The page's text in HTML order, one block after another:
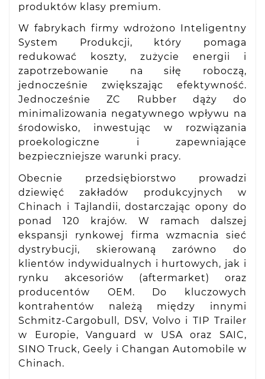
produktów klasy premium.
W fabrykach firmy wdrożono Inteligentny
System Produkcji, który pomaga
redukować koszty, zużycie energii i
zapotrzebowanie na siłę roboczą,
jednocześnie zwiększając efektywność.
Jednocześnie ZC Rubber dąży do
minimalizowania negatywnego wpływu na
środowisko, inwestując w rozwiązania
proekologiczne i zapewniające
bezpieczniejsze warunki pracy.
Obecnie przedsiębiorstwo prowadzi
dziewięć zakładów produkcyjnych w
Chinach i Tajlandii, dostarczając opony do
ponad 120 krajów. W ramach dalszej
ekspansji rynkowej firma wzmacnia sieć
dystrybucji, skierowaną zarówno do
klientów indywidualnych i hurtowych, jak i
rynku akcesoriów (aftermarket) oraz
producentów OEM. Do kluczowych
kontrahentów należą między innymi
Schmitz-Cargobull, DSV, Volvo i TIP Trailer
w Europie, Vanguard w USA oraz SAIC,
SINO Truck, Geely i Changan Automobile w
Chinach.